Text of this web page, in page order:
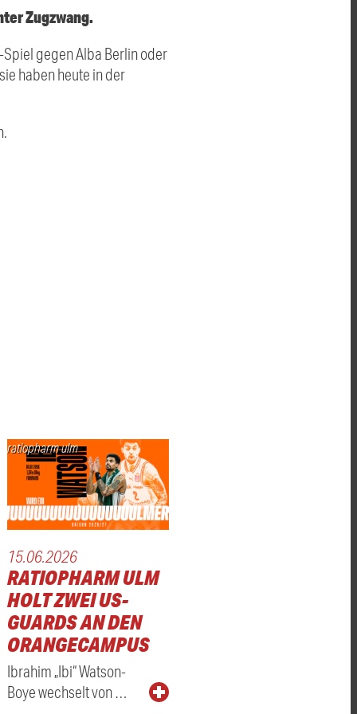
Zugzwang.
gegen Alba Berlin oder
haben heute in der
ratiopharm ulm
15.06.2026
RATIOPHARM ULM
HOLT ZWEI US-
GUARDS AN DEN
ORANGECAMPUS
Ibrahim „Ibi“ Watson-
Boye wechselt von …